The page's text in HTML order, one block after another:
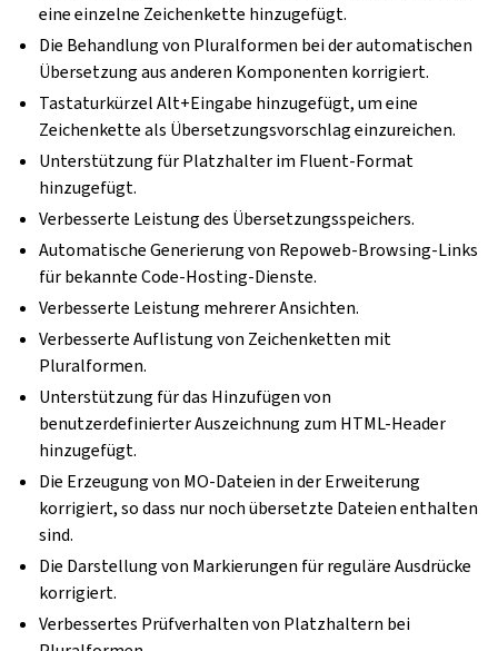
eine einzelne Zeichenkette hinzugefügt.
Die Behandlung von Pluralformen bei der automatischen
Übersetzung aus anderen Komponenten korrigiert.
Tastaturkürzel Alt+Eingabe hinzugefügt, um eine
Zeichenkette als Übersetzungsvorschlag einzureichen.
Unterstützung für Platzhalter im Fluent-Format
hinzugefügt.
Verbesserte Leistung des Übersetzungsspeichers.
Automatische Generierung von Repoweb-Browsing-Links
für bekannte Code-Hosting-Dienste.
Verbesserte Leistung mehrerer Ansichten.
Verbesserte Auflistung von Zeichenketten mit
Pluralformen.
Unterstützung für das Hinzufügen von
benutzerdefinierter Auszeichnung zum HTML-Header
hinzugefügt.
Die Erzeugung von MO-Dateien in der Erweiterung
korrigiert, so dass nur noch übersetzte Dateien enthalten
sind.
Die Darstellung von Markierungen für reguläre Ausdrücke
korrigiert.
Verbessertes Prüfverhalten von Platzhaltern bei